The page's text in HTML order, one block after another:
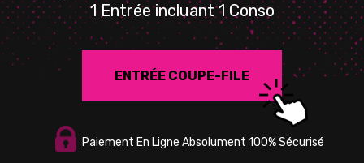
1 Entrée incluant 1 Conso
ENTRÉE COUPE-FILE
Paiement En Ligne Absolument 100% Sécurisé